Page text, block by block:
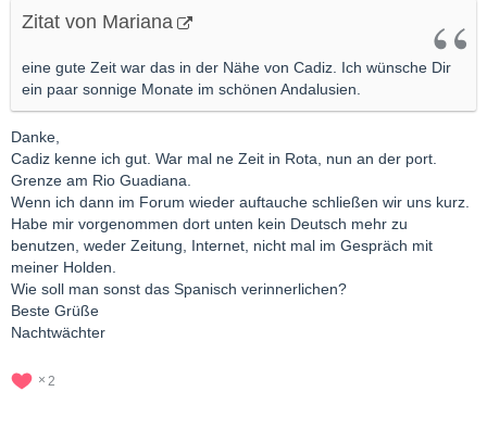
Zitat von Mariana
eine gute Zeit war das in der Nähe von Cadiz. Ich wünsche Dir
ein paar sonnige Monate im schönen Andalusien.
Danke,
Cadiz kenne ich gut. War mal ne Zeit in Rota, nun an der port.
Grenze am Rio Guadiana.
Wenn ich dann im Forum wieder auftauche schließen wir uns kurz.
Habe mir vorgenommen dort unten kein Deutsch mehr zu
benutzen, weder Zeitung, Internet, nicht mal im Gespräch mit
meiner Holden.
Wie soll man sonst das Spanisch verinnerlichen?
Beste Grüße
Nachtwächter
2